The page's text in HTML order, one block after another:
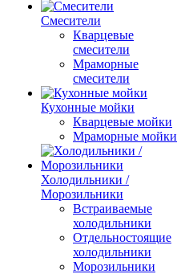
Смесители
Кварцевые
смесители
Мраморные
смесители
Кухонные мойки
Кварцевые мойки
Мраморные мойки
Холодильники /
Морозильники
Встраиваемые
холодильники
Отдельностоящие
холодильники
Морозильники